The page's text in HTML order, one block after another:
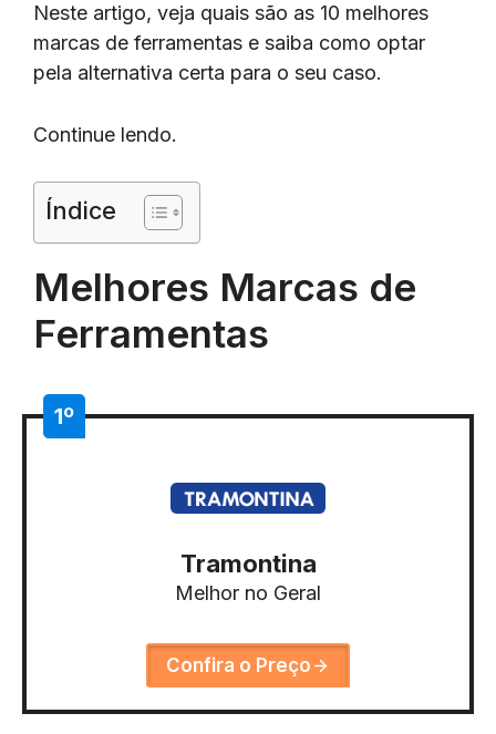
Neste artigo, veja quais são as 10 melhores
marcas de ferramentas e saiba como optar
pela alternativa certa para o seu caso.
Continue lendo.
Índice
Melhores Marcas de
Ferramentas
1º
Tramontina
Melhor no Geral
Confira o Preço